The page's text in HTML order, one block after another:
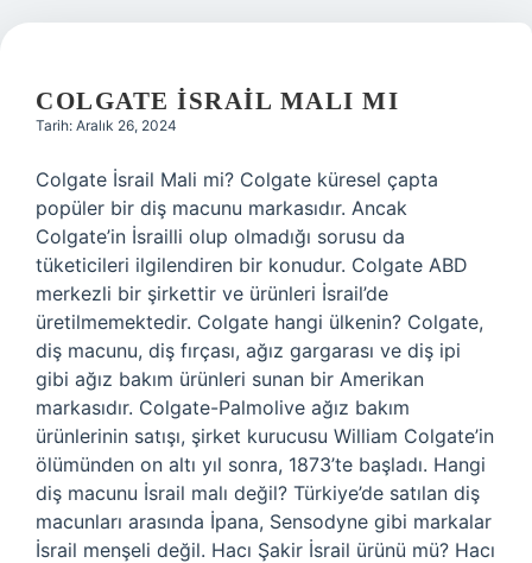
COLGATE İSRAIL MALI MI
Tarih: Aralık 26, 2024
Colgate İsrail Mali mi? Colgate küresel çapta
popüler bir diş macunu markasıdır. Ancak
Colgate’in İsrailli olup olmadığı sorusu da
tüketicileri ilgilendiren bir konudur. Colgate ABD
merkezli bir şirkettir ve ürünleri İsrail’de
üretilmemektedir. Colgate hangi ülkenin? Colgate,
diş macunu, diş fırçası, ağız gargarası ve diş ipi
gibi ağız bakım ürünleri sunan bir Amerikan
markasıdır. Colgate-Palmolive ağız bakım
ürünlerinin satışı, şirket kurucusu William Colgate’in
ölümünden on altı yıl sonra, 1873’te başladı. Hangi
diş macunu İsrail malı değil? Türkiye’de satılan diş
macunları arasında İpana, Sensodyne gibi markalar
İsrail menşeli değil. Hacı Şakir İsrail ürünü mü? Hacı